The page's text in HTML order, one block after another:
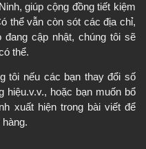
giúp cộng đồng tiết kiệm
thể vẫn còn sót các địa chỉ,
cập nhật, chúng tôi sẽ
thể.
tôi nếu các bạn thay đổi số
hiệu.v.v., hoặc bạn muốn bổ
xuất hiện trong bài viết để